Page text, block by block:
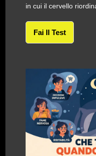
in cui il cervello
Fai Il Test